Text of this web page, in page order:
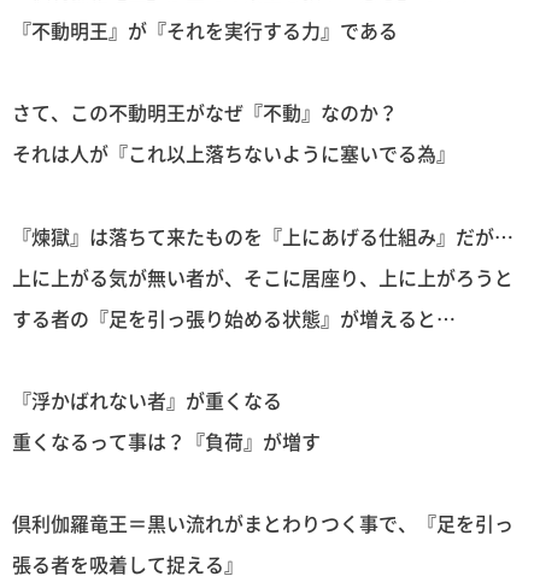
『不動明王』が『それを実行する力』である
さて、この不動明王がなぜ『不動』なのか？
それは人が『これ以上落ちないように塞いでる為』
『煉獄』は落ちて来たものを『上にあげる仕組み』だが…
上に上がる気が無い者が、そこに居座り、上に上がろうと
する者の『足を引っ張り始める状態』が増えると…
『浮かばれない者』が重くなる
重くなるって事は？『負荷』が増す
倶利伽羅竜王＝黒い流れがまとわりつく事で、『足を引っ
張る者を吸着して捉える』